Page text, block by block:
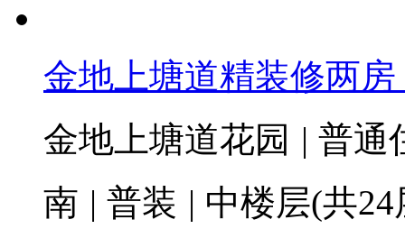
金地上塘道精装修两
金地上塘道花园 | 普通
南 | 普装 | 中楼层(共